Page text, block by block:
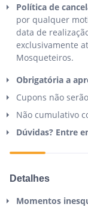
Política de
por qualquer
data de
exclusivamente
Mosqueteiros.
Obrigatória a
Cupons não
Não cumulativo
Dúvidas? Entre
Detalhes
Momentos